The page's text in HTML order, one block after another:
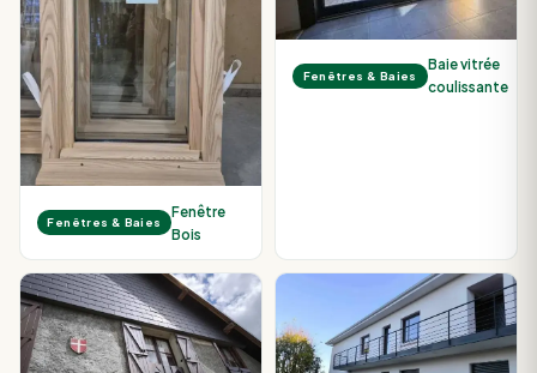
Fenêtres & Baies
Fenêtre
Bois
Fenêtres & Baies
Baie vitrée
coulissante